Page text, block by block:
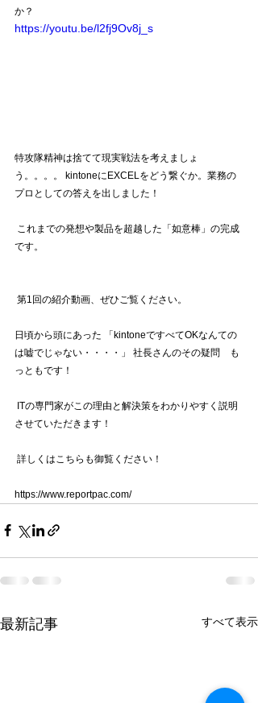
か？
https://youtu.be/l2fj9Ov8j_s
特攻隊精神は捨てて現実戦法を考えましょ
う。。。。 kintoneにEXCELをどう繋ぐか。業務の
プロとしての答えを出しました！
です。
第1回の紹介動画、ぜひご覧ください。
日頃から頭にあった 「kintoneですべてOKなんての
は嘘でじゃない・・・・」 社長さんのその疑問　も
っともです！
させていただきます！
詳しくはこちらも御覧ください！
https://www.reportpac.com/
最新記事 すべて表示